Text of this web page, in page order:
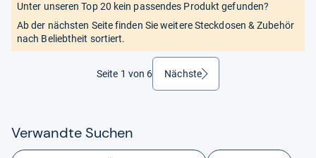
Unter unseren Top 20 kein passendes Produkt gefunden?
Ab der nächsten Seite finden Sie weitere Steckdosen & Zubehör
nach Beliebtheit sortiert.
Seite 1 von 6 Nächsteweiter
Ver­wandte Suchen